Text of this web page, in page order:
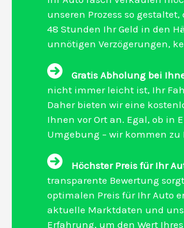
unseren Prozess so
48 Stunden Ihr Geld in den
unnötigen Verzögerungen,
Gratis Abholung bei
nicht immer leicht ist, Ihr
Daher bieten wir eine
Ihnen vor Ort an. Egal, ob in
Umgebung – wir kommen zu
Höchster Preis für Ihr
transparente Bewertung
optimalen Preis für Ihr Auto
aktuelle Marktdaten und
Erfahrung, um den Wert